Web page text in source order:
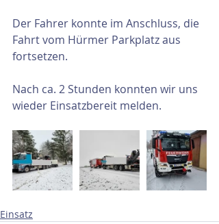
Der Fahrer konnte im Anschluss, die
Fahrt vom Hürmer Parkplatz aus
fortsetzen.
Nach ca. 2 Stunden konnten wir uns
wieder Einsatzbereit melden.
Einsatz